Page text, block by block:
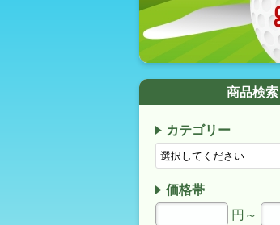
商品検索
カテゴリー
価格帯
円～